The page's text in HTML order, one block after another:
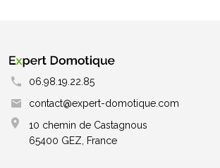
06.98.19.22.85
contact@expert-domotique.com
10 chemin de Castagnous
65400 GEZ, France